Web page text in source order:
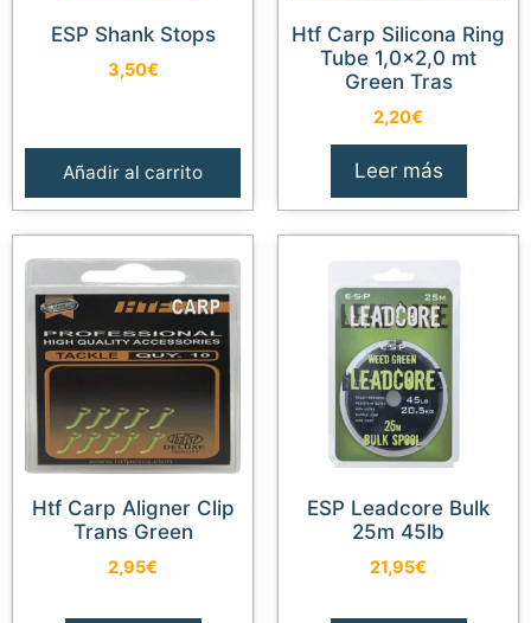
ESP Shank Stops
3,50€
Añadir al carrito
Htf Carp Silicona Ring
Tube 1,0×2,0 mt
Green Tras
2,20€
Leer más
Htf Carp Aligner Clip
Trans Green
2,95€
ESP Leadcore Bulk
25m 45lb
21,95€